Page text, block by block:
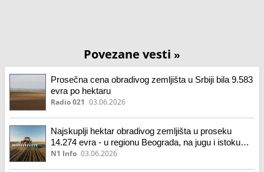
Povezane vesti »
Prosečna cena obradivog zemljišta u Srbiji bila 9.583
evra po hektaru
Radio 021 03.06.2026
Najskuplji hektar obradivog zemljišta u proseku
14.274 evra - u regionu Beograda, na jugu i istoku
Srbije tek trećina tog iznosa
N1 Info 03.06.2026